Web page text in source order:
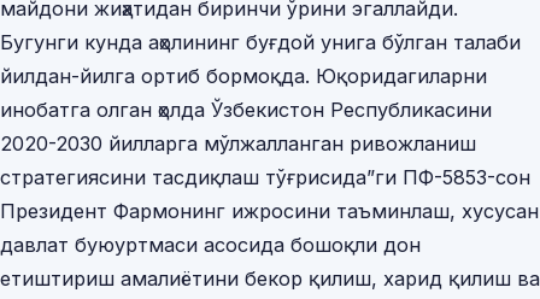
майдони жиҳатидан биринчи ўрини эгаллайди.
Бугунги кунда аҳолининг буғдой унига бўлган талаби
йилдан-йилга ортиб бормоқда. Юқоридагиларни
инобатга олган ҳолда Ўзбекистон Республикасини
2020-2030 йилларга мўлжалланган ривожланиш
стратегиясини тасдиқлаш тўғрисида”ги ПФ-5853-сон
Президент Фармонинг ижросини таъминлаш, хусусан
давлат буюуртмаси асосида бошоқли дон
етиштириш амалиётини бекор қилиш, харид қилиш ва